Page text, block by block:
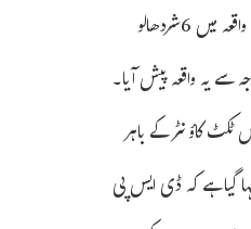
ادھر خبر ہے کہ تروپتی میں پیش آئے بھگدڑ کے واقعہ کے سلسلہ میں ڈی ایس پی کی لاپرواہی کا انکشاف ہوا ہے۔ا س واقعہ میں 6شردھالو
یہ واقعہ پیش آیا۔
ٹکٹ کاؤنٹر کے باہر
میں کہا گیا ہے کہ ڈی ایس پی